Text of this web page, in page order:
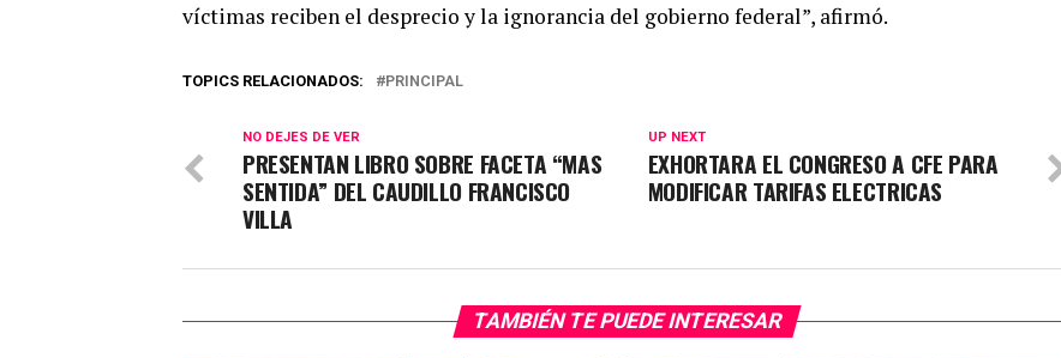
víctimas reciben el desprecio y la ignorancia del gobierno federal”, afirmó.
TOPICS RELACIONADOS: PRINCIPAL
UP NEXT
EXHORTARA EL CONGRESO A CFE PARA
MODIFICAR TARIFAS ELECTRICAS
NO DEJES DE VER
PRESENTAN LIBRO SOBRE FACETA “MAS
SENTIDA” DEL CAUDILLO FRANCISCO
VILLA
TAMBIÉN TE PUEDE INTERESAR